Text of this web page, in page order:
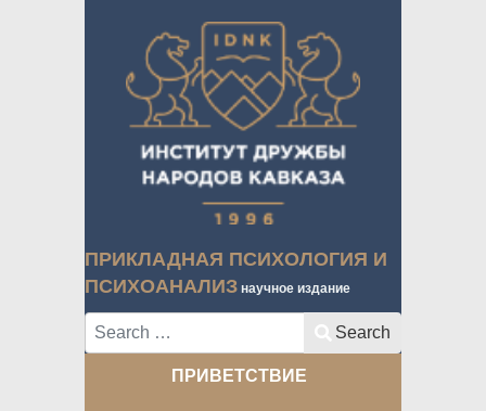
ПРИКЛАДНАЯ ПСИХОЛОГИЯ И
ПСИХОАНАЛИЗ научное издание
Search Search
ПРИВЕТСТВИЕ